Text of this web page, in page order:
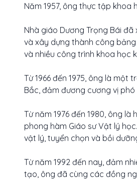
Năm 1957, ông thực tập khoa
Nhà giáo Dương Trọng Bái
và xây dựng thành công
và nhiều công trình khoa học
Từ 1966 đến 1975, ông là
Bắc, đảm đương cương vị
Từ năm 1976 đến 1980, ông
phong hàm Giáo sư Vật lý
vật lý, tuyển chọn và bồi
Từ năm 1992 đến nay, đảm
tạo, ông đã cùng các đồng